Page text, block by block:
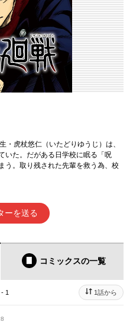
・虎杖悠仁（いたどりゆうじ）は、
いた。だがある日学校に眠る「呪
う。取り残された先輩を救う為、校
ーを送る
コミックスの一覧
1 1話から